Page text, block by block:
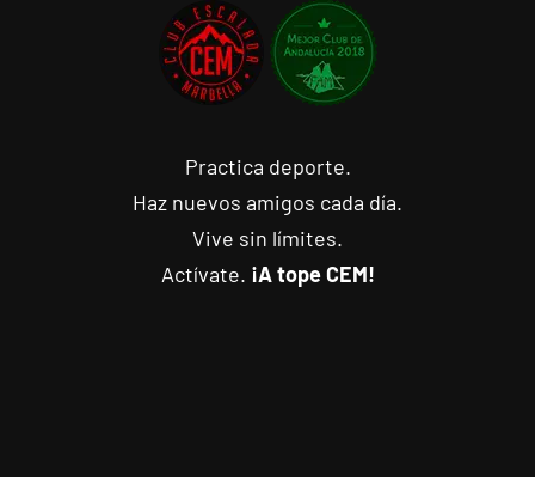
Practica deporte.
Haz nuevos amigos cada día.
Vive sin límites.
Actívate. ¡A tope CEM!